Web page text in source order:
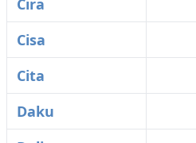
Cira
Cisa
Cita
Daku